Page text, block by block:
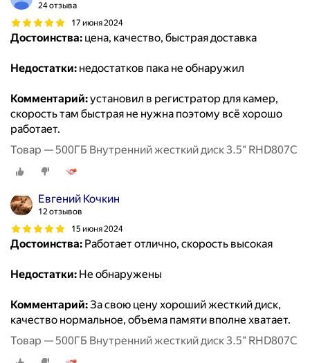
24 отзыва
17 июня 2024
Достоинства: цена, качество, быстрая доставка
Недостатки: недостатков пака не обнаружил
Комментарий:установил в регистратор для камер,
скорость там быстрая не нужна поэтому всё хорошо
работает.
Товар — 500ГБ Внутренний жесткий диск 3.5" RHD807C
Евгений Кочкин
12 отзывов
15 июня 2024
Достоинства: Работает отлично, скорость высокая
Недостатки: Не обнаружены
Комментарий:За свою цену хороший жесткий диск,
качество нормальное, объема памяти вполне хватает.
Товар — 500ГБ Внутренний жесткий диск 3.5" RHD807C